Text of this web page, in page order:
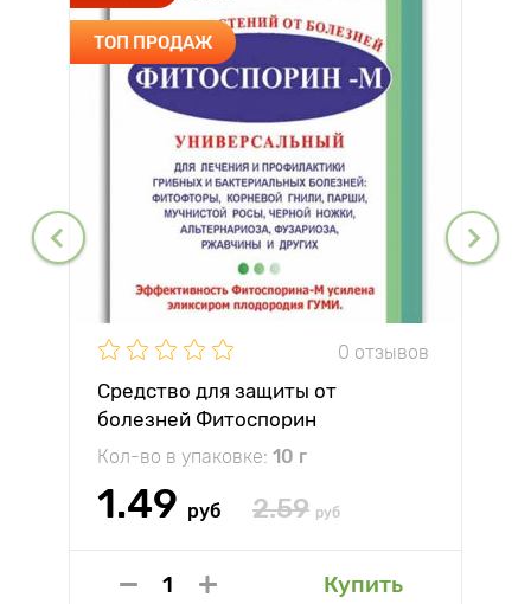
ТОП ПРОДАЖ
0 отзывов
Средство для защиты от
болезней Фитоспорин
Кол-во в упаковке: 10 г
1.49 руб 2.59 руб
Купить